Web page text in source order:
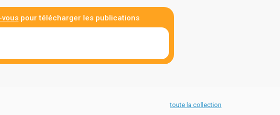
pour télécharger les publications
toute la collection